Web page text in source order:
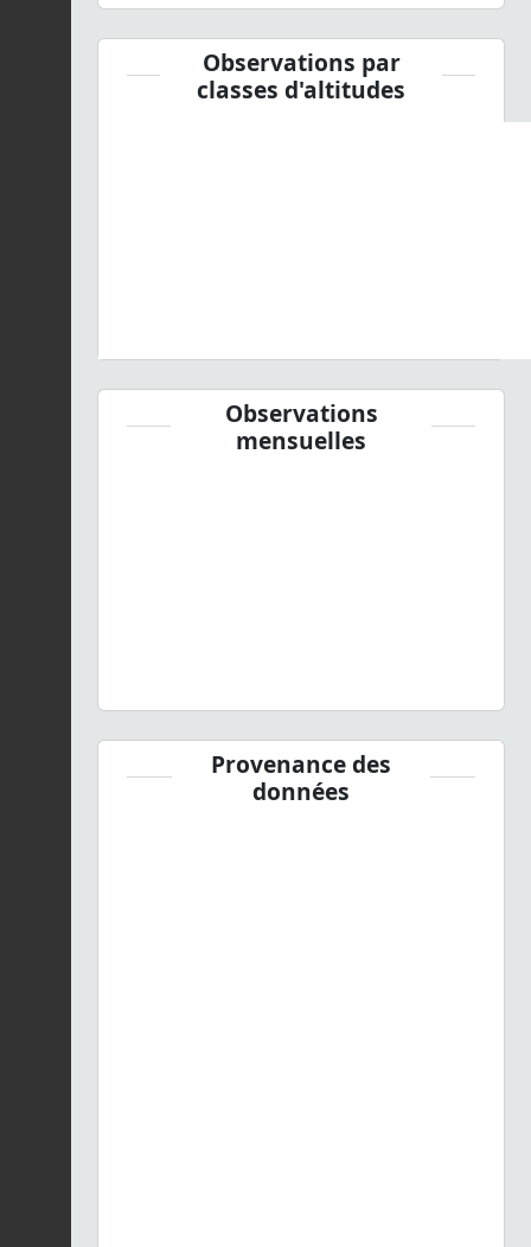
Observations par
classes d'altitudes
Observations
mensuelles
Provenance des
données